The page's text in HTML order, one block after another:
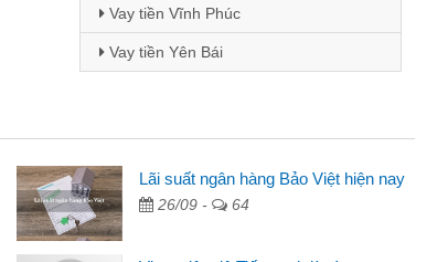
Vay tiền Vĩnh Phúc
Vay tiền Yên Bái
Lan - Sinh viên
Tôi biết đến thông qua quảng cáo trên facebook. Tôi là
viên nên cần đóng tiền nhà, sinh nhật bạn bè, mà đọc
Lãi suất ngân hàng Bảo Việt hiện nay
26/09 - 64